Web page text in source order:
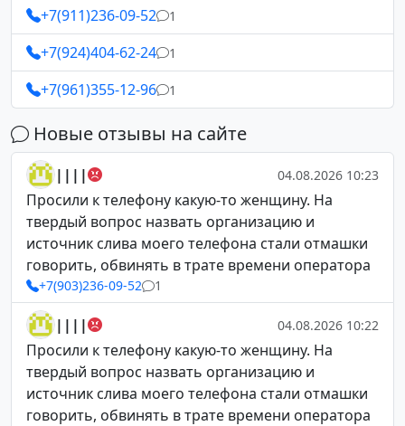
+7(911)236-09-52 1
+7(924)404-62-24 1
+7(961)355-12-96 1
Новые отзывы на сайте
|||| 04.08.2026 10:23
Просили к телефону какую-то женщину. На
твердый вопрос назвать организацию и
источник слива моего телефона стали отмашки
говорить, обвинять в трате времени оператора
+7(903)236-09-52 1
|||| 04.08.2026 10:22
Просили к телефону какую-то женщину. На
твердый вопрос назвать организацию и
источник слива моего телефона стали отмашки
говорить, обвинять в трате времени оператора